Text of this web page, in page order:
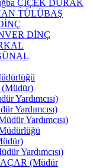
ÇİÇEK DURAK
TÜLÜBAŞ
DİNÇ
Yardımcısı)
Yardımcısı)
Yardımcısı)
Yardımcısı)
(Müdür